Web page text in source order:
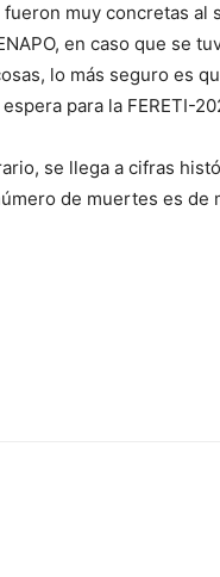
muy concretas al
en caso que se
lo más seguro es
para la FERETI-
se llega a cifras
de muertes es de